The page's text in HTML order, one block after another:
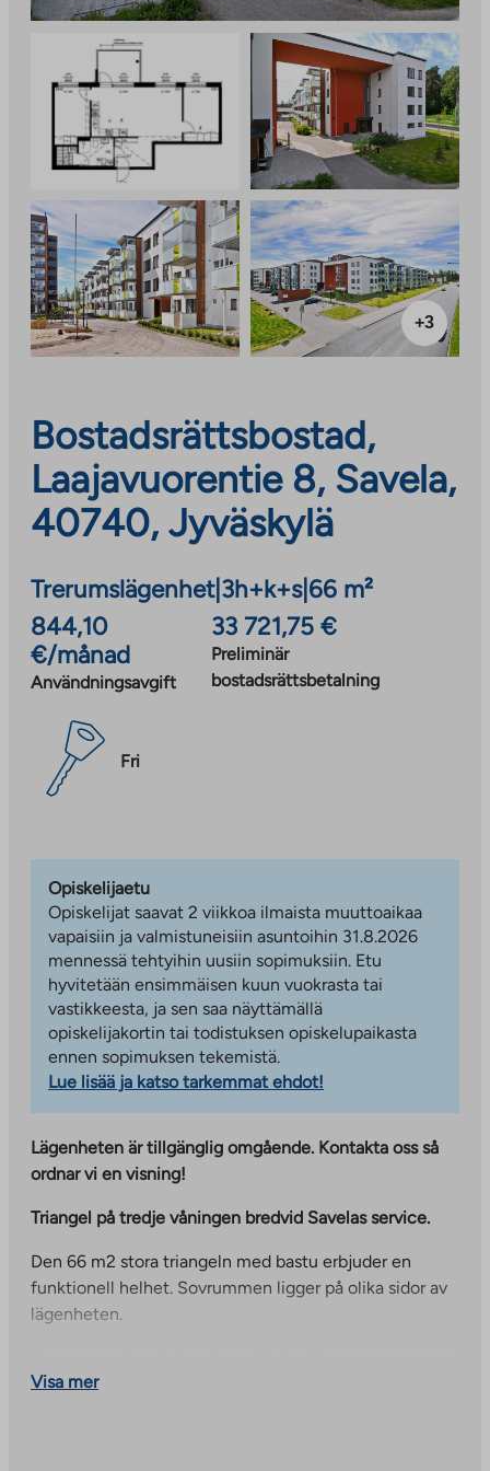
+3
Bostadsrättsbostad,
Laajavuorentie 8, Savela,
40740, Jyväskylä
Trerumslägenhet| 3h+k+s| 66 m²
844,10
€/månad
Användningsavgift
33 721,75 €
Preliminär
bostadsrättsbetalning
Fri
Opiskelijaetu
Opiskelijat saavat 2 viikkoa ilmaista muuttoaikaa
vapaisiin ja valmistuneisiin asuntoihin 31.8.2026
mennessä tehtyihin uusiin sopimuksiin. Etu
hyvitetään ensimmäisen kuun vuokrasta tai
vastikkeesta, ja sen saa näyttämällä
opiskelijakortin tai todistuksen opiskelupaikasta
ennen sopimuksen tekemistä.
Lue lisää ja katso tarkemmat ehdot!
Lägenheten är tillgänglig omgående. Kontakta oss så
ordnar vi en visning!
Triangel på tredje våningen bredvid Savelas service.
Den 66 m2 stora triangeln med bastu erbjuder en
funktionell helhet. Sovrummen ligger på olika sidor av
lägenheten.
upprätthålla ordning i hemmet. Lägenheten har en
Visa mer